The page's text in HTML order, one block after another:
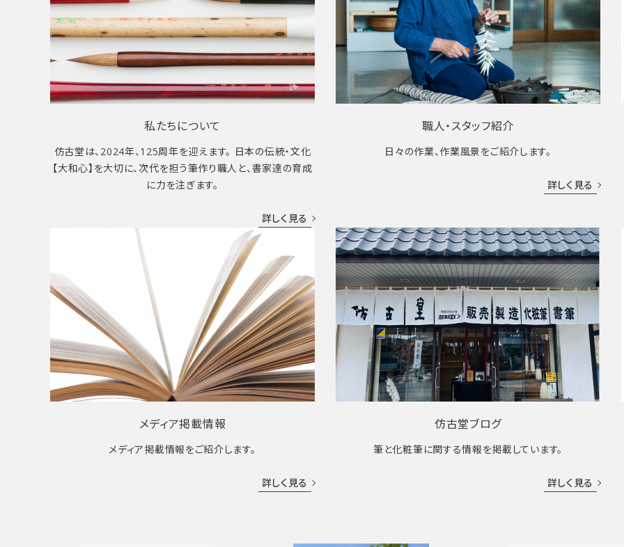
私たちについて
仿古堂は、2024年、125周年を迎えます。 日本の伝統・文化
【大和心】を大切に、次代を担う筆作り職人と、書家達の育成
に力を注ぎます。
詳しく見る
職人・スタッフ紹介
日々の作業、作業風景をご紹介します。
詳しく見る
メディア掲載情報
メディア掲載情報をご紹介します。
詳しく見る
仿古堂ブログ
筆と化粧筆に関する情報を掲載しています。
詳しく見る